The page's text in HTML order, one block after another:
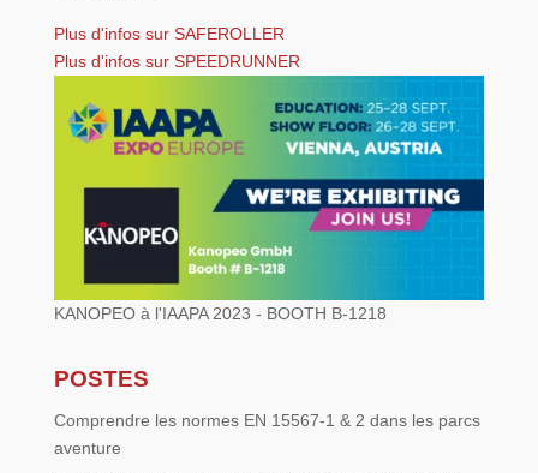
Plus d'infos sur SAFEROLLER
Plus d'infos sur SPEEDRUNNER
KANOPEO à l'IAAPA 2023 - BOOTH B-1218
POSTES
Comprendre les normes EN 15567-1 & 2 dans les parcs
aventure